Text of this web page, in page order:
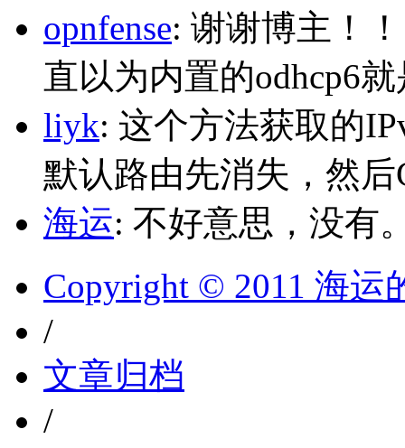
opnfense: 谢谢博主！
直以为内置的odhcp6
liyk: 这个方法获取的
默认路由先消失，然
海运: 不好意思，没有
Copyright © 2011 海运
/
文章归档
/